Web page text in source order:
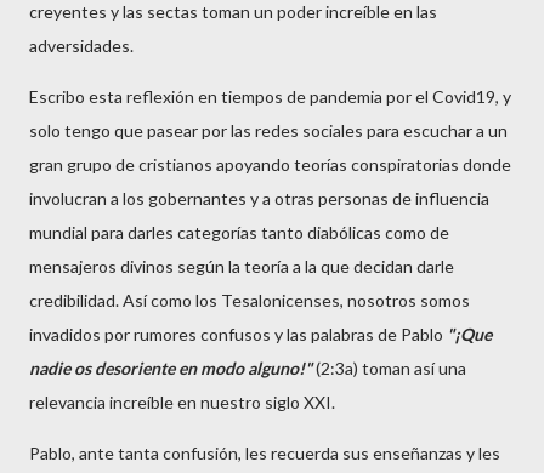
creyentes y las sectas toman un poder increíble en las
adversidades.
Escribo esta reflexión en tiempos de pandemia por el Covid19, y
solo tengo que pasear por las redes sociales para escuchar a un
gran grupo de cristianos apoyando teorías conspiratorias donde
involucran a los gobernantes y a otras personas de influencia
mundial para darles categorías tanto diabólicas como de
mensajeros divinos según la teoría a la que decidan darle
credibilidad. Así como los Tesalonicenses, nosotros somos
invadidos por rumores confusos y las palabras de Pablo "¡Que
nadie os desoriente en modo alguno!"(2:3a) toman así una
relevancia increíble en nuestro siglo XXI.
Pablo, ante tanta confusión, les recuerda sus enseñanzas y les